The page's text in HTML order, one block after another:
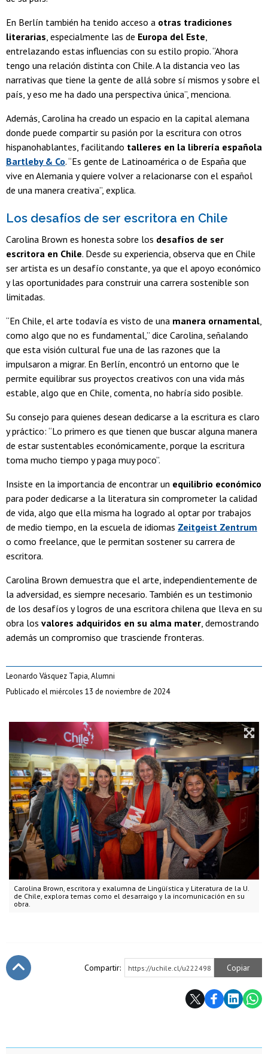
Carolina Brown, escritora y exalumna de Lingüística y Literatura de la U.
de Chile, explora temas como el desarraigo y la incomunicación en su
obra.
En Berlín también ha tenido acceso a otras tradiciones
literarias, especialmente las de Europa del Este,
entrelazando estas influencias con su estilo propio. “Ahora
tengo una relación distinta con Chile. A la distancia veo las
narrativas que tiene la gente de allá sobre sí mismos y sobre el
país, y eso me ha dado una perspectiva única”, menciona.
Además, Carolina ha creado un espacio en la capital alemana
donde puede compartir su pasión por la escritura con otros
hispanohablantes, facilitando talleres en la librería española
Bartleby & Co. “Es gente de Latinoamérica o de España que
vive en Alemania y quiere volver a relacionarse con el español
de una manera creativa”, explica.
Los desafíos de ser escritora en Chile
Carolina Brown es honesta sobre los desafíos de ser
escritora en Chile. Desde su experiencia, observa que en Chile
ser artista es un desafío constante, ya que el apoyo económico
y las oportunidades para construir una carrera sostenible son
limitadas.
“En Chile, el arte todavía es visto de una manera ornamental,
como algo que no es fundamental,” dice Carolina, señalando
que esta visión cultural fue una de las razones que la
impulsaron a migrar. En Berlín, encontró un entorno que le
permite equilibrar sus proyectos creativos con una vida más
estable, algo que en Chile, comenta, no habría sido posible.
Su consejo para quienes desean dedicarse a la escritura es claro
y práctico: “Lo primero es que tienen que buscar alguna manera
de estar sustentables económicamente, porque la escritura
toma mucho tiempo y paga muy poco”.
Insiste en la importancia de encontrar un equilibrio económico
para poder dedicarse a la literatura sin comprometer la calidad
de vida, algo que ella misma ha logrado al optar por trabajos
de medio tiempo, en la escuela de idiomas Zeitgeist Zentrum
o como freelance, que le permitan sostener su carrera de
escritora.
Carolina Brown demuestra que el arte, independientemente de
la adversidad, es siempre necesario. También es un testimonio
de los desafíos y logros de una escritora chilena que lleva en su
obra los valores adquiridos en su alma mater, demostrando
además un compromiso que trasciende fronteras.
Leonardo Vásquez Tapia, Alumni
Publicado el miércoles 13 de noviembre de 2024
Compartir: https://uchile.cl/u222498 Copiar